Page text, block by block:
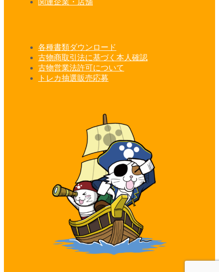
関連企業・店舗
各種書類ダウンロード
古物商取引法に基づく本人確認
古物営業法許可について
トレカ抽選販売応募